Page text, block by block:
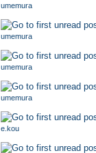
umemura
umemura
420 Vote(s) -
umemura
494 Vote(s) - 2.95
umemura
446 Vote(s) - 2.92
e.kou
426 Vote(s) - 2.88